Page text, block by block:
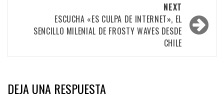
NEXT
ESCUCHA «ES CULPA DE INTERNET», EL
SENCILLO MILENIAL DE FROSTY WAVES DESDE
CHILE
DEJA UNA RESPUESTA